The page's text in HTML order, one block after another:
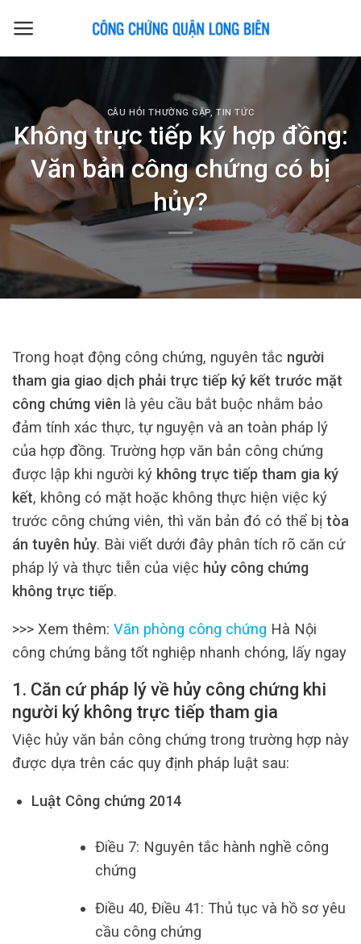
CÂU HỎI THƯỜNG GẶP,TIN TỨC
Không trực tiếp ký hợp đồng:
Văn bản công chứng có bị
hủy?
Trong hoạt động công chứng, nguyên tắc người
tham gia giao dịch phải trực tiếp ký kết trước mặt
công chứng viên là yêu cầu bắt buộc nhằm bảo
đảm tính xác thực, tự nguyện và an toàn pháp lý
của hợp đồng. Trường hợp văn bản công chứng
được lập khi người ký không trực tiếp tham gia ký
kết, không có mặt hoặc không thực hiện việc ký
trước công chứng viên, thì văn bản đó có thể bị tòa
án tuyên hủy. Bài viết dưới đây phân tích rõ căn cứ
pháp lý và thực tiễn của việc hủy công chứng
không trực tiếp.
>>> Xem thêm: Văn phòng công chứng Hà Nội
công chứng bằng tốt nghiệp nhanh chóng, lấy ngay
1. Căn cứ pháp lý về hủy công chứng khi
người ký không trực tiếp tham gia
Việc hủy văn bản công chứng trong trường hợp này
được dựa trên các quy định pháp luật sau:
Luật Công chứng 2014
Điều 7: Nguyên tắc hành nghề công
chứng
Điều 40, Điều 41: Thủ tục và hồ sơ yêu
cầu công chứng